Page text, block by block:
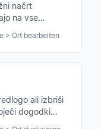
načrt
na vse
> Ort bearbeiten
ali izbriši
dogodki